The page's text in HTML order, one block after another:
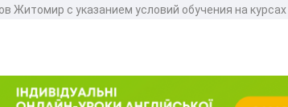
Житомир с указанием условий обучения на курсах